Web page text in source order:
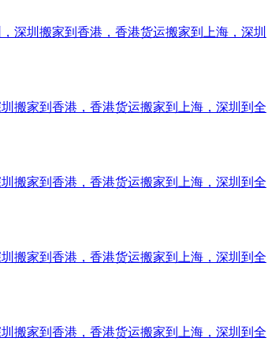
深圳搬家到香港，香港货运搬家到上海，深圳
搬家到香港，香港货运搬家到上海，深圳到全
搬家到香港，香港货运搬家到上海，深圳到全
搬家到香港，香港货运搬家到上海，深圳到全
搬家到香港，香港货运搬家到上海，深圳到全